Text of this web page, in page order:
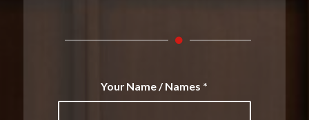
Your Name / Names *